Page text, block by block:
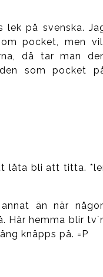
lek på svenska.
pocket, men
då tar man
som pocket
låta bli att titta.
än när
Här hemma blir
knäpps på. =P